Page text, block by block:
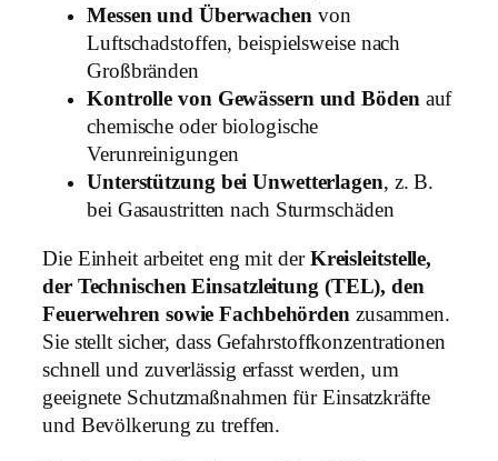
Messen und Überwachenvon
Luftschadstoffen, beispielsweise nach
Großbränden
Kontrolle von Gewässern und Bödenauf
chemische oder biologische
Verunreinigungen
Unterstützung bei Unwetterlagen, z. B.
bei Gasaustritten nach Sturmschäden
Die Einheit arbeitet eng mit der Kreisleitstelle,
der Technischen Einsatzleitung (TEL), den
Feuerwehren sowie Fachbehörden zusammen.
Sie stellt sicher, dass Gefahrstoffkonzentrationen
schnell und zuverlässig erfasst werden, um
geeignete Schutzmaßnahmen für Einsatzkräfte
und Bevölkerung zu treffen.